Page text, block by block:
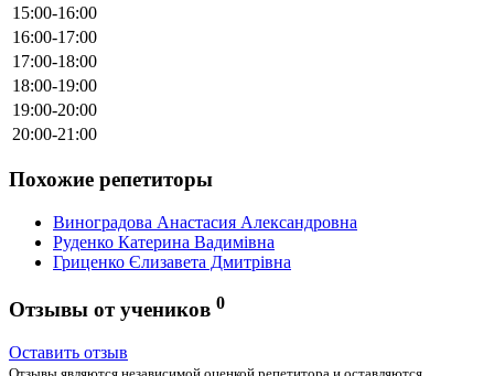
15:00-16:00
16:00-17:00
17:00-18:00
18:00-19:00
19:00-20:00
20:00-21:00
Похожие репетиторы
Виноградова Анастасия Александровна
Руденко Катерина Вадимівна
Гриценко Єлизавета Дмитрівна
Отзывы от учеников 0
Оставить отзыв